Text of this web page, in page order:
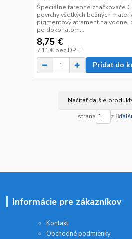
Špeciálne farebné značkovače
povrchy všetkých bežných
pigmentový atrament na
po dokonalom...
8,75 €
7,11 € bez DPH
Pridať do
Načítať ďalšie
strana z 8
Informácie pre zákazníkov
Kontakt
Obchodné podmienky